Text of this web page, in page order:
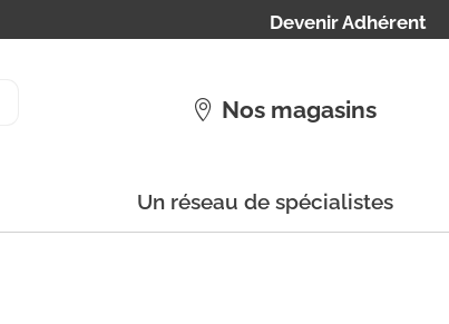
Devenir Adhérent
Nos magasins
Un réseau de spécialistes